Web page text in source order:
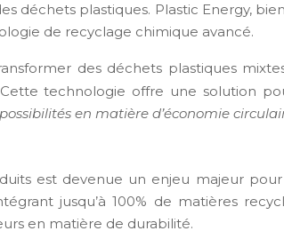
déchets plastiques. Plastic Energy,
de recyclage chimique avancé.
des déchets plastiques
technologie offre une solution
en matière d’économie
est devenue un enjeu majeur pour
jusqu’à 100% de matières
en matière de durabilité.